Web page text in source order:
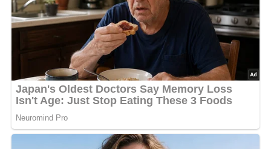
Zwiebel
20 g Kapern
20 bis 30 g Sauerkraut
1/2 Löffel französischer Senf
Lob, Kritik, Fragen oder Anregungen zum Rezept?
Dann hinterlasse doch bitte einen Kommentar am
Ende dieser Seite & auch eine Bewertung!